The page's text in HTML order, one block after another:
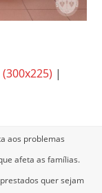
|
aos problemas
afeta as famílias.
quer sejam